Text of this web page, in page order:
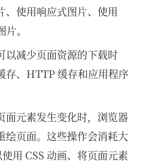
、使用响应式图片、使用
。
以减少页面资源的下载时
存、HTTP 缓存和应用程序
面元素发生变化时，浏览器
绘页面。这些操作会消耗大
用 CSS 动画、将页面元素